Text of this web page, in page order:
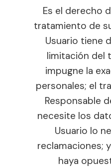
Es el derecho
tratamiento de
Usuario tiene
limitación del
impugne la
personales; el
Responsable
necesite los
Usuario lo
reclamaciones;
haya